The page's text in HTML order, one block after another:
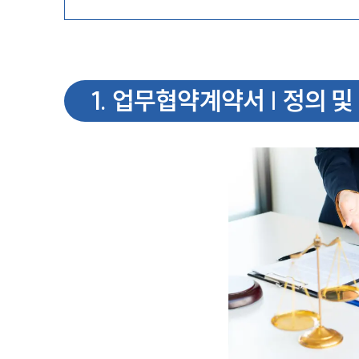
1. 업무협약계약서 | 정의